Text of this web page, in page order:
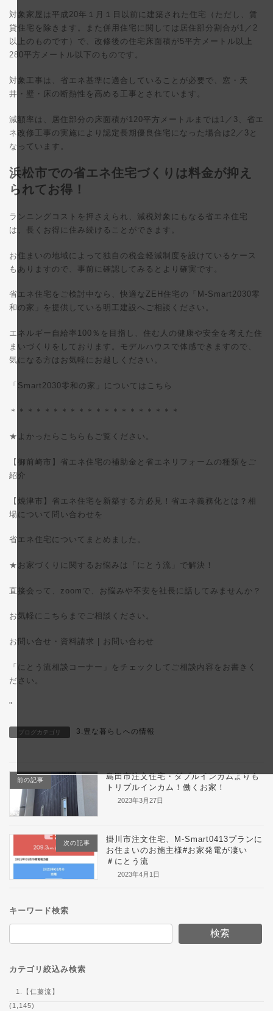
対象家屋は平成20年１月１日以前に建築された住宅（ただし、賃
貸住宅を除きます。また併用住宅に関しては居住部分割合が1／2
以上のものです）で、改修後の住宅床面積が5平方メートル以上
280平方メートル以下のものです。
対象工事は、省エネ基準に適合していることが必要で、窓・天
井・壁・床の断熱性を高める工事とされています。
減額率は、居住部分の床面積が120平方メートルまでは1／3、省エ
ネ改修工事の実施により認定長期優良住宅になった場合は2／3と
なっています。
浜松市での省エネ住宅づくりは料金が抑え
られてお得！
ランニングコストを押さえられ、減税対象にもなる省エネ住宅
は、長くお得に住み続けることができます。
お住まいの地域によって独自の税金軽減制度を設けているケース
もありますので、事前に確認してみるとより確実です。
省エネ住宅をご検討中なら、快適なZEH住宅の「M-Smart2030零
和の家」を提供している明工建設へご相談ください。
エネルギー自給率100％を目指し、住む人の健康や安全を考えた住
まいづくりをしております。モデルハウスで体感できますので、
気になる方はお気軽にお越しください。
「Smart2030零和の家」についてはこちら
＊＊＊＊＊＊＊＊＊＊＊＊＊＊＊＊＊＊＊＊
★よかったらこちらもご覧ください。
【御前崎市】省エネ住宅の補助金と省エネリフォームの種類をご
紹介
【焼津市】省エネ住宅を新築する方必見！省エネ義務化とは？相
場について問い合わせを
省エネ住宅についてまとめました。
★お家づくりに関するお悩みは「にとう流」で解決！
直接会って、zoomで、お悩みや不安を社長に話してみませんか？
お気軽にこちらまでご相談ください。
お問い合せ・資料請求 | お問い合わせ
「にとう流相談コーナー」をチェックしてご相談内容をお書きく
ださい。
"
ブログカテゴリ 3.豊な暮らしへの情報
前の記事
島田市注文住宅・ダブルインカムよりも
トリプルインカム！働くお家！
2023年3月27日
次の記事
掛川市注文住宅、M-Smart0413プランに
お住まいのお施主様#お家発電が凄い
＃にとう流
2023年4月1日
キーワード検索
検索
カテゴリ絞込み検索
1.【仁藤流】
(1,145)